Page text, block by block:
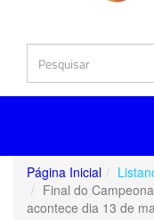
Página Inicial
Final do
acontece dia 13 de